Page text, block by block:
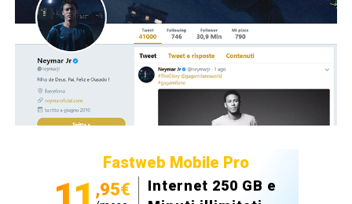
Fastweb Mobile Pro
,95€
Internet 250 GB e